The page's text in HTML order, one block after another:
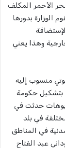
الأحمر المكلف
الوزارة بدورها
وهذا يعني
منسوب إليه
البرهان بتشكيل حكومة
حدثت في
في بلد
في المناطق
عبد الفتاح